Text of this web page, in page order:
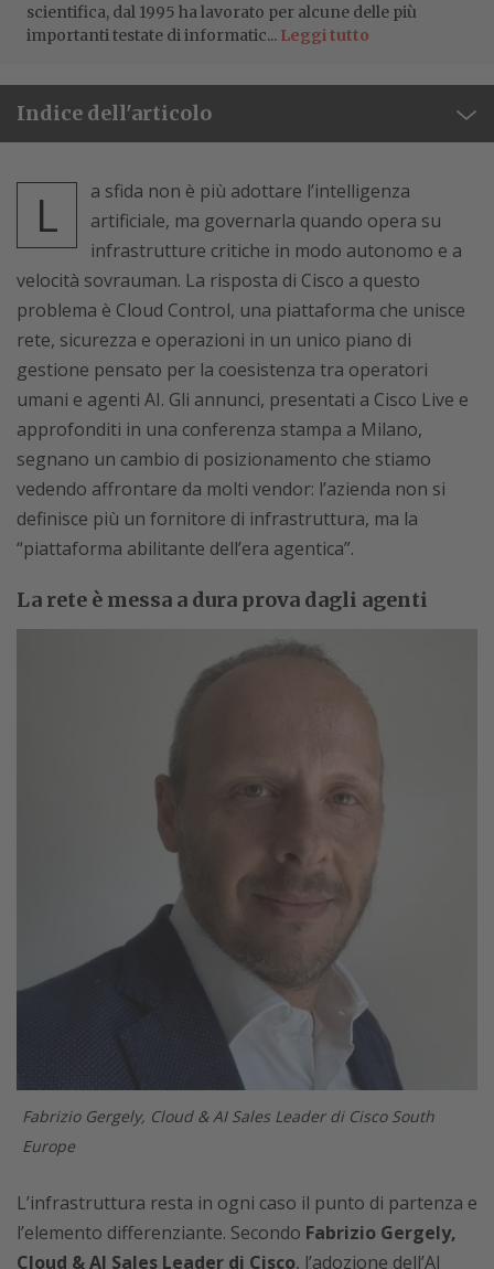
scientifica, dal 1995 ha lavorato per alcune delle più
importanti testate di informatic... Leggi tutto
Indice dell'articolo
L
a sfida non è più adottare l’intelligenza
artificiale, ma governarla quando opera su
infrastrutture critiche in modo autonomo e a
velocità sovrauman. La risposta di Cisco a questo
problema è Cloud Control, una piattaforma che unisce
rete, sicurezza e operazioni in un unico piano di
gestione pensato per la coesistenza tra operatori
umani e agenti AI. Gli annunci, presentati a Cisco Live e
approfonditi in una conferenza stampa a Milano,
segnano un cambio di posizionamento che stiamo
vedendo affrontare da molti vendor: l’azienda non si
definisce più un fornitore di infrastruttura, ma la
“piattaforma abilitante dell’era agentica”.
La rete è messa a dura prova dagli agenti
Fabrizio Gergely, Cloud & AI Sales Leader di Cisco South
Europe
L’infrastruttura resta in ogni caso il punto di partenza e
l’elemento differenziante. Secondo Fabrizio Gergely,
Cloud & AI Sales Leader di Cisco, l’adozione dell’AI